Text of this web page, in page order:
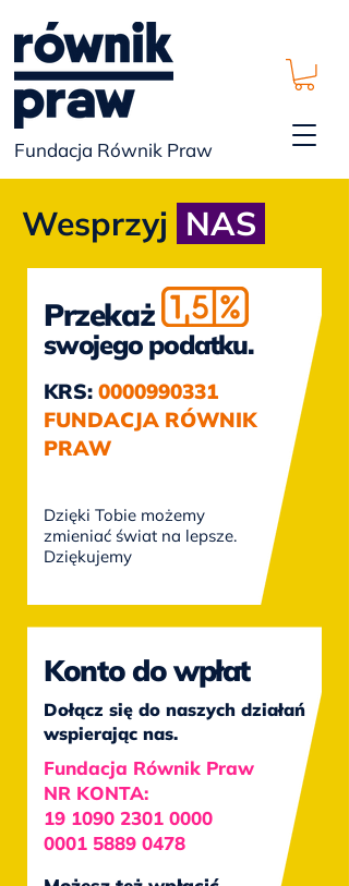
Fundacja Równik Praw
Wesprzyj NAS
Dzięki Tobie możemy
zmieniać świat na lepsze.
Dziękujemy
KRS: 0000990331
FUNDACJA RÓWNIK
PRAW
swojego podatku.
Przekaż
Fundacja Równik Praw
NR KONTA:
19 1090 2301 0000
0001 5889 0478
Dołącz się do naszych działań
wspierając nas.
Konto do wpłat